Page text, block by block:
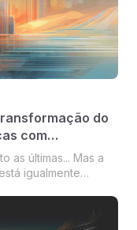
do
com
as últimas... Mas a
igualmente